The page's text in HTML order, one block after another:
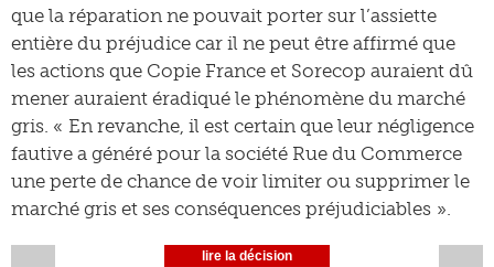
que la réparation ne pouvait porter sur l’assiette
entière du préjudice car il ne peut être affirmé que
les actions que Copie France et Sorecop auraient dû
mener auraient éradiqué le phénomène du marché
gris. « En revanche, il est certain que leur négligence
fautive a généré pour la société Rue du Commerce
une perte de chance de voir limiter ou supprimer le
marché gris et ses conséquences préjudiciables ».
lire la décision